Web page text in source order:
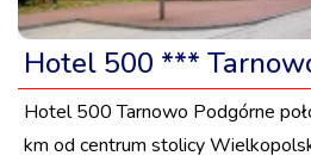
Hotel 500 ***
Hotel 500 Tarnowo Podgórne
km od centrum stolicy